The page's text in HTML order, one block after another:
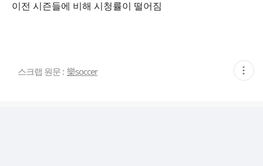
이전 시즌들에 비해 시청률이 떨어짐
스크랩 원문 : 樂soccer 현
재